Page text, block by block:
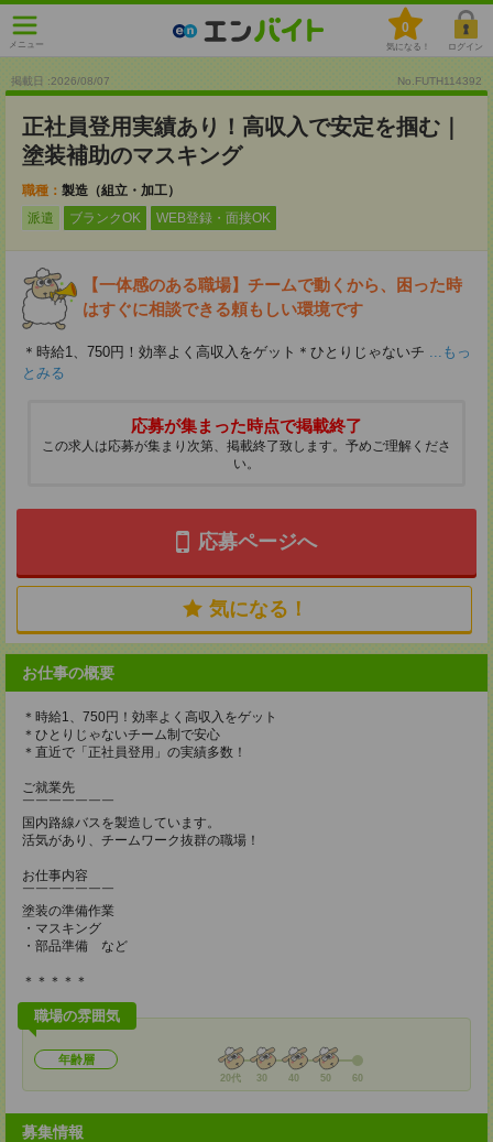
メニュー
0
気になる！ ログイン
掲載日 :2026/08/07 No.FUTH114392
正社員登用実績あり！高収入で安定を掴む｜
塗装補助のマスキング
職種： 製造（組立・加工）
派遣
ブランクOK WEB登録・面接OK
【一体感のある職場】チームで動くから、困った時
はすぐに相談できる頼もしい環境です
＊時給1、750円！効率よく高収入をゲット＊ひとりじゃないチ ...もっ
とみる
応募が集まった時点で掲載終了
この求人は応募が集まり次第、掲載終了致します。予めご理解くださ
い。
応募ページへ
気になる！
お仕事の概要
＊時給1、750円！効率よく高収入をゲット
＊ひとりじゃないチーム制で安心
＊直近で「正社員登用」の実績多数！
ご就業先
￣￣￣￣￣￣￣
国内路線バスを製造しています。
活気があり、チームワーク抜群の職場！
お仕事内容
￣￣￣￣￣￣￣
塗装の準備作業
・マスキング
・部品準備 など
＊＊＊＊＊
職場の雰囲気
年齢層
20代 30 40 50 60
募集情報